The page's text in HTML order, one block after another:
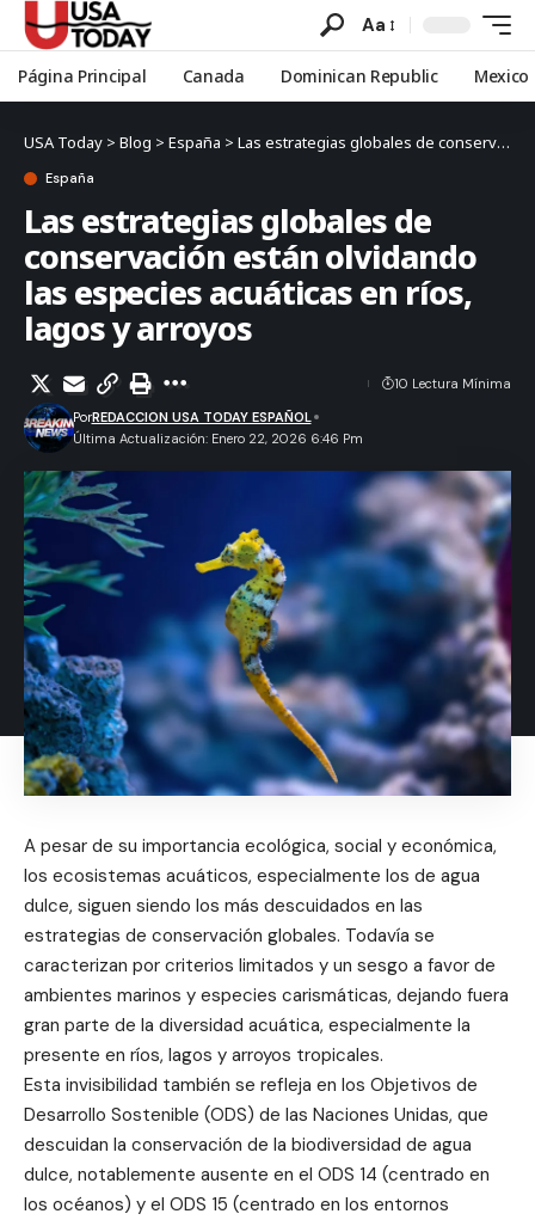
Aa
Página Principal Canada Dominican Republic Mexico
USA Today > Blog > España > Las estrategias globales de conservación están olvidando las especies acuáticas en ríos, lagos y arroyos
España
Las estrategias globales de
conservación están olvidando
las especies acuáticas en ríos,
lagos y arroyos
Última Actualización: Enero 22, 2026 6:46 Pm
PorREDACCION USA TODAY ESPAÑOL
10 Lectura Mínima
A pesar de su importancia ecológica, social y económica,
los ecosistemas acuáticos, especialmente los de agua
dulce, siguen siendo los más descuidados en las
estrategias de conservación globales. Todavía se
caracterizan por criterios limitados y un sesgo a favor de
ambientes marinos y especies carismáticas, dejando fuera
gran parte de la diversidad acuática, especialmente la
presente en ríos, lagos y arroyos tropicales.
Esta invisibilidad también se refleja en los Objetivos de
Desarrollo Sostenible (ODS) de las Naciones Unidas, que
descuidan la conservación de la biodiversidad de agua
dulce, notablemente ausente en el ODS 14 (centrado en
los océanos) y el ODS 15 (centrado en los entornos